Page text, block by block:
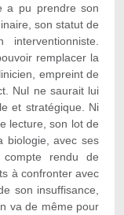
a pu prendre son
son statut de
remplacer la
empreint de
Nul ne saurait lui
et stratégique. Ni
lecture, son lot de
biologie, avec ses
rendu de
à confronter avec
son insuffisance,
va de même pour